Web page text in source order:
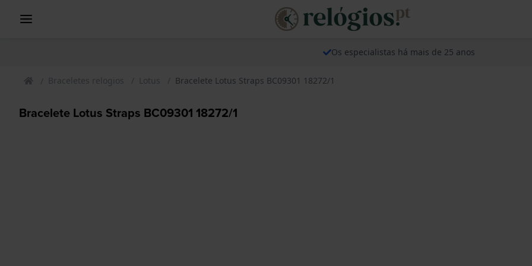
Os especialistas há mais de 25 anos
Braceletes relogios Lotus Bracelete Lotus Straps BC09301 18272/1
Bracelete Lotus Straps BC09301 18272/1